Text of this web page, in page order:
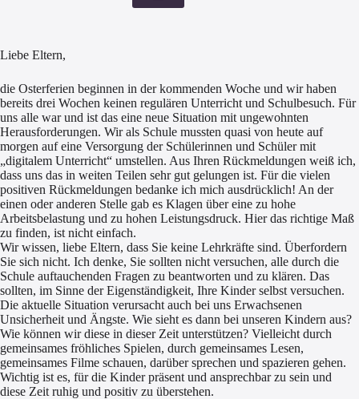
Liebe Eltern,
die Osterferien beginnen in der kommenden Woche und wir haben
bereits drei Wochen keinen regulären Unterricht und Schulbesuch. Für
uns alle war und ist das eine neue Situation mit ungewohnten
Herausforderungen. Wir als Schule mussten quasi von heute auf
morgen auf eine Versorgung der Schülerinnen und Schüler mit
„digitalem Unterricht“ umstellen. Aus Ihren Rückmeldungen weiß ich,
dass uns das in weiten Teilen sehr gut gelungen ist. Für die vielen
positiven Rückmeldungen bedanke ich mich ausdrücklich! An der
einen oder anderen Stelle gab es Klagen über eine zu hohe
Arbeitsbelastung und zu hohen Leistungsdruck. Hier das richtige Maß
zu finden, ist nicht einfach.
Wir wissen, liebe Eltern, dass Sie keine Lehrkräfte sind. Überfordern
Sie sich nicht. Ich denke, Sie sollten nicht versuchen, alle durch die
Schule auftauchenden Fragen zu beantworten und zu klären. Das
sollten, im Sinne der Eigenständigkeit, Ihre Kinder selbst versuchen.
Die aktuelle Situation verursacht auch bei uns Erwachsenen
Unsicherheit und Ängste. Wie sieht es dann bei unseren Kindern aus?
Wie können wir diese in dieser Zeit unterstützen? Vielleicht durch
gemeinsames fröhliches Spielen, durch gemeinsames Lesen,
gemeinsames Filme schauen, darüber sprechen und spazieren gehen.
Wichtig ist es, für die Kinder präsent und ansprechbar zu sein und
diese Zeit ruhig und positiv zu überstehen.